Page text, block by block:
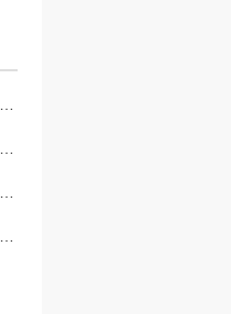
陕西空心砖的品牌影响力及市场前景展望
陕西空心砖的优势和环保特性解析
陕西空心砖的制作工艺及特点
知晓陕西实心砖的制作工艺与保护方法